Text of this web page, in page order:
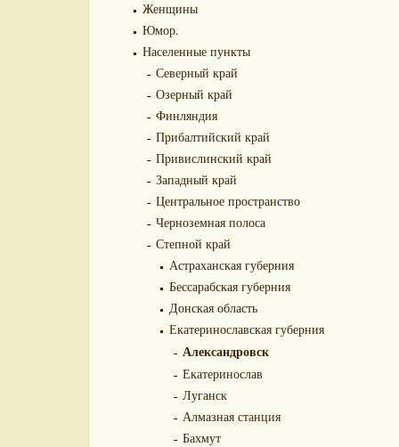
Женщины
Юмор.
Населенные пункты
Северный край
Озерный край
Финляндия
Прибалтийский край
Привислинский край
Западный край
Центральное пространство
Черноземная полоса
Степной край
Астраханская губерния
Бессарабская губерния
Донская область
Екатеринославская губерния
Александровск
Екатеринослав
Луганск
Алмазная станция
Бахмут